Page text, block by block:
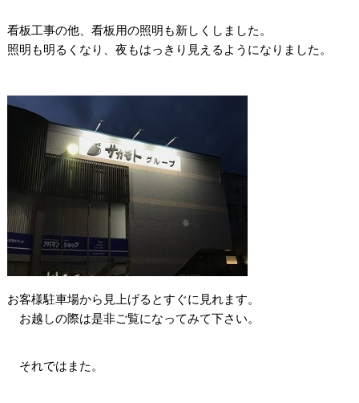
看板工事の他、看板用の照明も新しくしました。
照明も明るくなり、夜もはっきり見えるようになりました。
お客様駐車場から見上げるとすぐに見れます。
お越しの際は是非ご覧になってみて下さい。
それではまた。